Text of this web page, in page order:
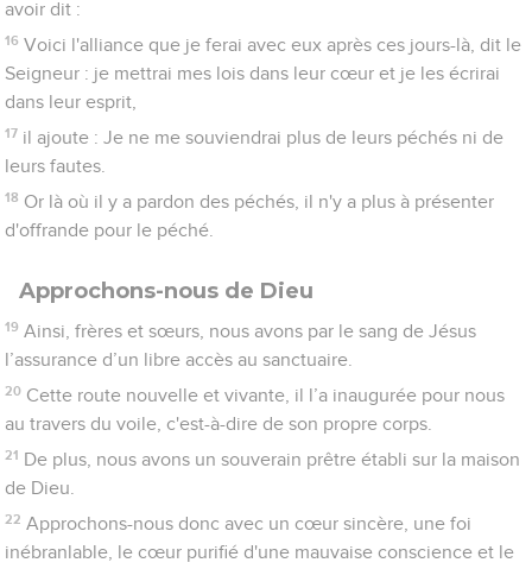
34 En effet, vous avez eu de la compassion pour moi dans ma
prison et vous avez accepté avec joie qu'on prenne vos biens,
sachant que vous aviez [au ciel] des richesses meilleures et
qui durent toujours.
35 N'abandonnez donc pas votre assurance, qui est porteuse
d’une grande récompense.
36 Oui, vous avez besoin de persévérance pour accomplir la
volonté de Dieu et obtenir ainsi ce qui vous est promis.
viendra, il ne tardera pas.
38 Et le juste vivra par la foi ; mais s'il revient en arrière, je ne
prends pas plaisir en lui.
39 Quant à nous, nous ne faisons pas partie de ceux qui
reviennent en arrière pour leur perte, mais de ceux qui ont la
foi pour le salut de leur âme.
Hébreux